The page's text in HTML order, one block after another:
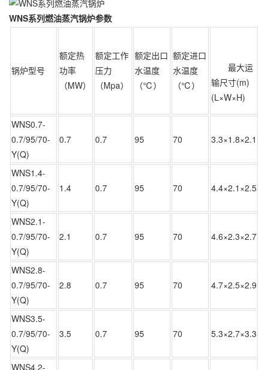
WNS系列燃油蒸汽锅炉参数
锅炉型号
额定热
功率
（MW）
额定工作
压力
（Mpa）
额定出口
水温度
（℃）
额定进口
水温度
（℃）
最大运
输尺寸(m)
(L×W×H)
WNS0.7-
0.7/95/70-
Y(Q)
0.7 0.7 95 70 3.3×1.8×2.1
WNS1.4-
0.7/95/70-
Y(Q)
1.4 0.7 95 70 4.4×2.1×2.5
WNS2.1-
0.7/95/70-
Y(Q)
2.1 0.7 95 70 4.6×2.3×2.7
WNS2.8-
0.7/95/70-
Y(Q)
2.8 0.7 95 70 4.7×2.5×2.9
WNS3.5-
0.7/95/70-
Y(Q)
3.5 0.7 95 70 5.3×2.7×3.3
WNS4.2-